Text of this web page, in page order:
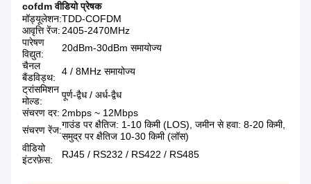
cofdm वीडियो प्रेषक
मॉड्यूलेशन:TDD-COFDM
आवृत्ति रेंज:2405-2470MHz
पारेषण
विद्युत:
20dBm-30dBm समायोज्य
चैनल
बैंडविड्थ:
4 / 8MHz समायोज्य
ट्रांसमिशन
मोल्ड:
पूर्ण-द्वैध / अर्ध-द्वैध
संचरण दर: 2mbps ~ 12Mbps
संचरण रेंज:गाउंड पर क्षैतिज: 1-10 किमी (LOS), जमीन से हवा: 8-20 किमी,
समुद्र पर क्षैतिज 10-30 किमी (लॉस)
वीडियो
इंटरफ़ेस:
RJ45 / RS232 / RS422 / RS485